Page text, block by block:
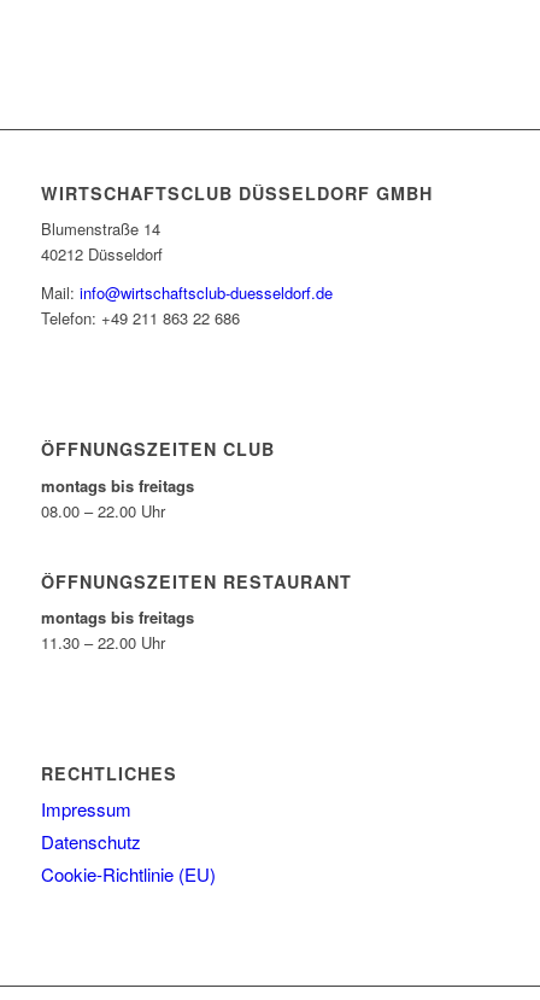
WIRTSCHAFTSCLUB DÜSSELDORF GMBH
Blumenstraße 14
40212 Düsseldorf
Mail: info@wirtschaftsclub-duesseldorf.de
Telefon: +49 211 863 22 686
ÖFFNUNGSZEITEN CLUB
montags bis freitags
08.00 – 22.00 Uhr
ÖFFNUNGSZEITEN RESTAURANT
montags bis freitags
11.30 – 22.00 Uhr
RECHTLICHES
Impressum
Datenschutz
Cookie-Richtlinie (EU)